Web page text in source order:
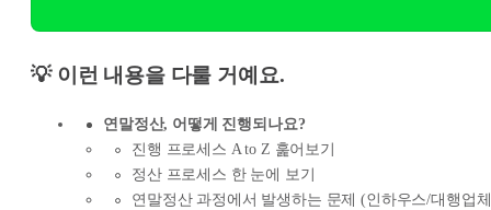
💡 이런 내용을 다룰 거예요.
연말정산, 어떻게 진행되나요?
진행 프로세스 A to Z 훑어보기
정산 프로세스 한 눈에 보기
연말정산 과정에서 발생하는 문제 (인하우스/대행업